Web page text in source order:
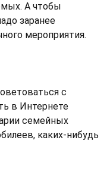
А чтобы
заранее
мероприятия.
с
в Интернете
семейных
каких-нибудь